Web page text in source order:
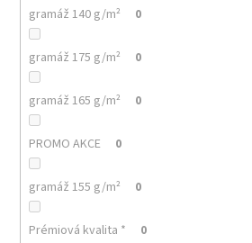
gramáž 140 g/m² 0
gramáž 175 g/m² 0
gramáž 165 g/m² 0
PROMO AKCE 0
gramáž 155 g/m² 0
Prémiová kvalita * 0